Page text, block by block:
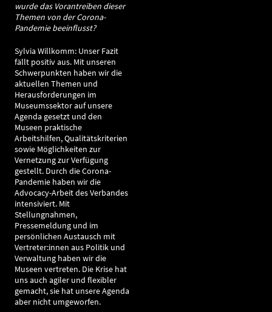
wurde das Vorantreiben dieser
Themen von der Corona-
Pandemie beeinflusst?
Sylvia Willkomm: Unser Fazit
fällt positiv aus. Mit unseren
Schwerpunkten haben wir die
aktuellen Themen und
Herausforderungen im
Museumssektor auf unsere
Agenda gesetzt und den
Museen praktische
Arbeitshilfen, Qualitätskriterien
sowie Möglichkeiten zur
Vernetzung zur Verfügung
gestellt. Durch die Corona-
Pandemie haben wir die
Advocacy-Arbeit des Verbandes
intensiviert. Mit
Stellungnahmen,
Pressemeldung und im
persönlichen Austausch mit
Vertreter:innen aus Politik und
Verwaltung haben wir die
Museen vertreten. Die Krise hat
uns auch agiler und flexibler
gemacht, sie hat unsere Agenda
aber nicht umgeworfen.